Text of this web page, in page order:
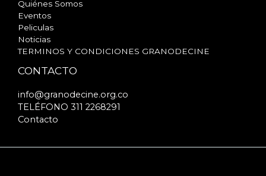
Quiénes Somos
Eventos
Peliculas
Noticias
TERMINOS Y CONDICIONES GRANODECINE
CONTACTO
info@granodecine.org.co
TELÉFONO 311 2268291
Contacto